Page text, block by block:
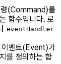
(Command)를
함수입니다. 로
eventHandler
벤트(Event)가
를 정의하는 함